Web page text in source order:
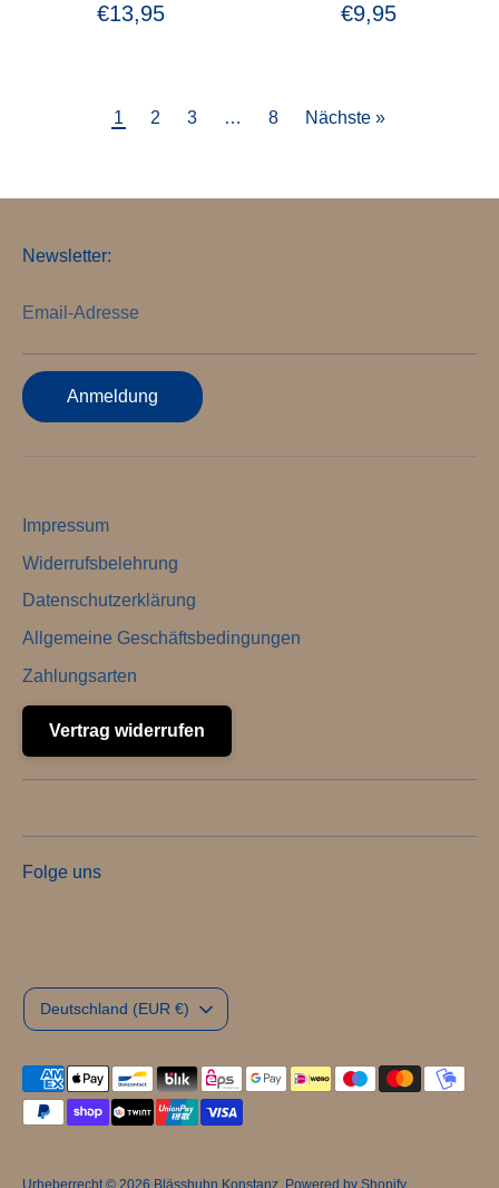
€13,95 €9,95
1 2 3 … 8 Nächste »
Newsletter:
Email-Adresse
Anmeldung
Impressum
Widerrufsbelehrung
Datenschutzerklärung
Allgemeine Geschäftsbedingungen
Zahlungsarten
Vertrag widerrufen
Folge uns
Urheberrecht © 2026 Blässhuhn Konstanz . Powered by Shopify
Währung
Deutschland (EUR €)
Akzeptierte
Zahlungsarten